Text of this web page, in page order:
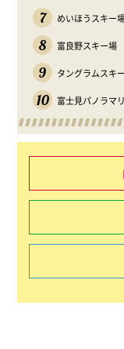
7 めいほうスキー
8 富良野スキー場
9 タングラムスキ
10 富士見パノラマ